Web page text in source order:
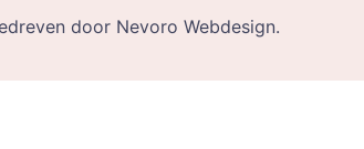
door Nevoro Webdesign.